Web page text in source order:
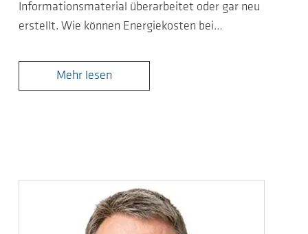
Informationsmaterial überarbeitet oder gar neu
erstellt. Wie können Energiekosten bei…
Mehr lesen